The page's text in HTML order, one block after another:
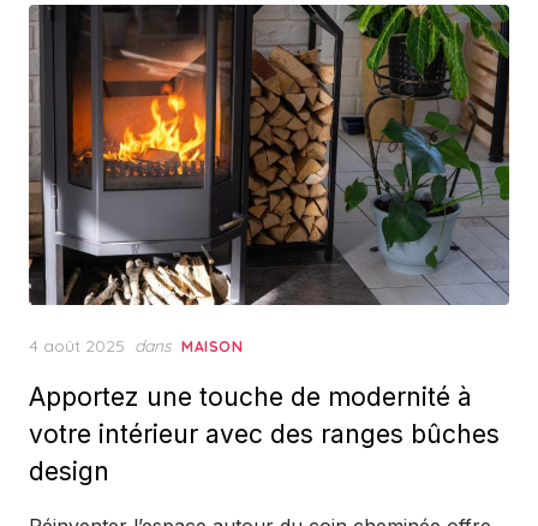
Posted
4 août 2025 dans MAISON
Apportez une touche de modernité à
votre intérieur avec des ranges bûches
design